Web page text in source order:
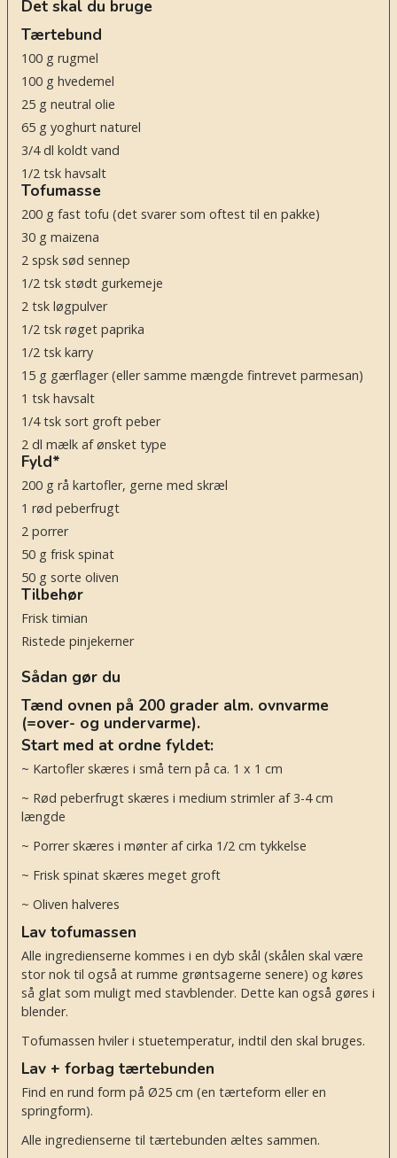
Det skal du bruge
Tærtebund
100 g rugmel
100 g hvedemel
25 g neutral olie
65 g yoghurt naturel
3/4 dl koldt vand
1/2 tsk havsalt
Tofumasse
200 g fast tofu (det svarer som oftest til en pakke)
30 g maizena
2 spsk sød sennep
1/2 tsk stødt gurkemeje
2 tsk løgpulver
1/2 tsk røget paprika
1/2 tsk karry
15 g gærflager (eller samme mængde fintrevet parmesan)
1 tsk havsalt
1/4 tsk sort groft peber
2 dl mælk af ønsket type
Fyld*
200 g rå kartofler, gerne med skræl
1 rød peberfrugt
2 porrer
50 g frisk spinat
50 g sorte oliven
Tilbehør
Frisk timian
Ristede pinjekerner
Sådan gør du
Tænd ovnen på 200 grader alm. ovnvarme
(=over- og undervarme).
Start med at ordne fyldet:
~ Kartofler skæres i små tern på ca. 1 x 1 cm
~ Rød peberfrugt skæres i medium strimler af 3-4 cm
længde
~ Porrer skæres i mønter af cirka 1/2 cm tykkelse
~ Frisk spinat skæres meget groft
~ Oliven halveres
Lav tofumassen
Alle ingredienserne kommes i en dyb skål (skålen skal være
stor nok til også at rumme grøntsagerne senere) og køres
så glat som muligt med stavblender. Dette kan også gøres i
blender.
Tofumassen hviler i stuetemperatur, indtil den skal bruges.
Lav + forbag tærtebunden
Find en rund form på Ø25 cm (en tærteform eller en
springform).
Alle ingredienserne til tærtebunden æltes sammen.